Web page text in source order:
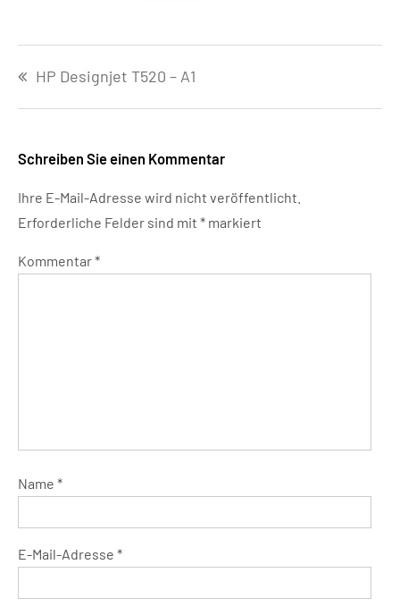
HP Designjet T520 – A1
Schreiben Sie einen Kommentar
Ihre E-Mail-Adresse wird nicht veröffentlicht.
Erforderliche Felder sind mit * markiert
Kommentar*
Name *
E-Mail-Adresse *